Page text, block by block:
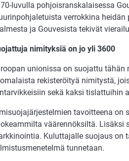
luvulla pohjoisranskalaisessa
verrokkina
ja Gouvesista tekivät
nimityksiä on jo yli 3600
unionissa on suojattu
rekisteröityä nimitystä,
sekä kaksi tislattuihin
tavoitteena on
väärennöksiltä. Lisäksi
Kuluttajalle suojaus on
tunnetaan.